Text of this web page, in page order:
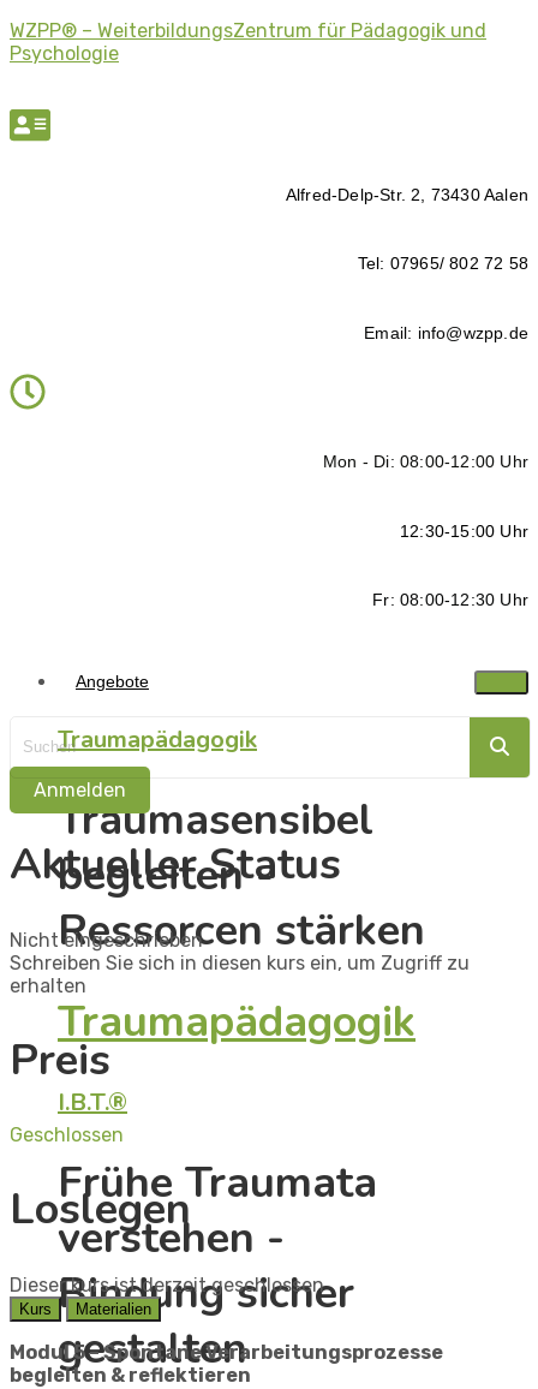
WZPP® – WeiterbildungsZentrum für Pädagogik und
Psychologie
Alfred-Delp-Str. 2, 73430 Aalen
Tel: 07965/ 802 72 58
Email: info@wzpp.de
Mon - Di: 08:00-12:00 Uhr
12:30-15:00 Uhr
Fr: 08:00-12:30 Uhr
Angebote
Traumapädagogik
Traumasensibel
begleiten -
Ressorcen stärken
Traumapädagogik
I.B.T.®
Frühe Traumata
verstehen -
Bindung sicher
gestalten
Anmelden
Aktueller Status
Nicht eingeschrieben
Schreiben Sie sich in diesen kurs ein, um Zugriff zu
erhalten
Preis
Geschlossen
Loslegen
Dieser kurs ist derzeit geschlossen
Kurs Materialien
Modul 5 –Spontane Verarbeitungsprozesse
begleiten & reflektieren